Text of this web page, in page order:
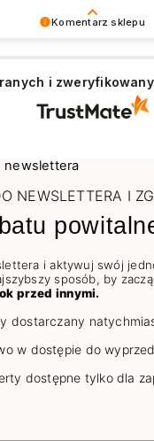
Komentarz sklepu
Pozdrawiamy
i
NEWSLETTERA I
i aktywuj swój
sposób, by
przed innymi.
dostarczany
w dostępie do
dostępne tylko dla